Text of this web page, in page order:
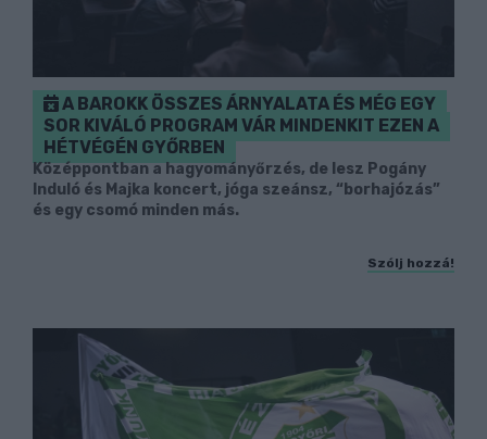
A BAROKK ÖSSZES ÁRNYALATA ÉS MÉG EGY
SOR KIVÁLÓ PROGRAM VÁR MINDENKIT EZEN A
HÉTVÉGÉN GYŐRBEN
Középpontban a hagyományőrzés, de lesz Pogány
Induló és Majka koncert, jóga szeánsz, “borhajózás”
és egy csomó minden más.
Szólj hozzá!